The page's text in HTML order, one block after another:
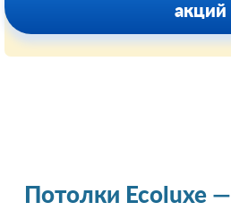
акций
Потолки Ecoluxe —